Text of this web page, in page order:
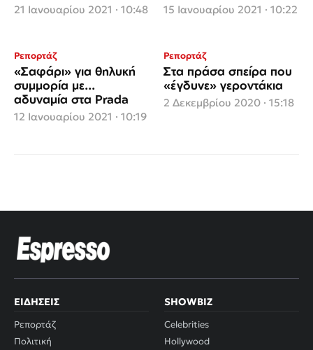
21 Ιανουαρίου 2021 · 10:48 15 Ιανουαρίου 2021 · 10:22
Ρεπορτάζ
«Σαφάρι» για θηλυκή
συμμορία με...
αδυναμία στα Prada
12 Ιανουαρίου 2021 · 10:19
Ρεπορτάζ
Στα πράσα σπείρα που
«έγδυνε» γεροντάκια
2 Δεκεμβρίου 2020 · 15:18
ΕΙΔΉΣΕΙΣ
Ρεπορτάζ
Πολιτική
SHOWBIZ
Celebrities
Hollywood